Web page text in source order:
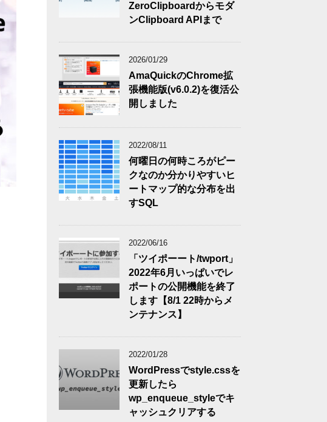
ZeroClipboardからモダ
ンClipboard APIまで
2026/01/29
AmaQuickのChrome拡
張機能版(v6.0.2)を復活公
開しました
2022/08/11
何曜日の何時ころがピー
クなのか分かりやすいヒ
ートマップ的な分布を出
すSQL
2022/06/16
「ツイポーート/twport」
2022年6月いっぱいでレ
ポートの公開機能を終了
します【8/1 22時からメ
ンテナンス】
2022/01/28
WordPressでstyle.cssを
更新したら
wp_enqueue_styleでキ
ャッシュクリアする